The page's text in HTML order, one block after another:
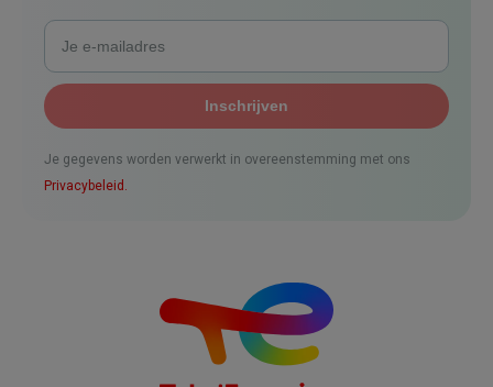
Je gegevens worden verwerkt in overeenstemming met ons
Privacybeleid.